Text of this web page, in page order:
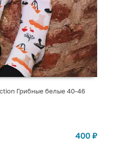
Грибные белые 40-46
400 ₽